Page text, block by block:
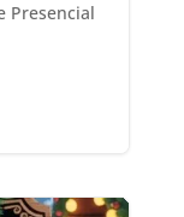
Presencial